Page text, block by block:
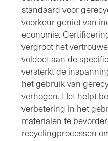
standaard voor
voorkeur geniet van
economie.
vergroot het
voldoet aan de
versterkt de
het gebruik van
verhogen. Het helpt
verbetering in het
materialen te
recyclingprocessen